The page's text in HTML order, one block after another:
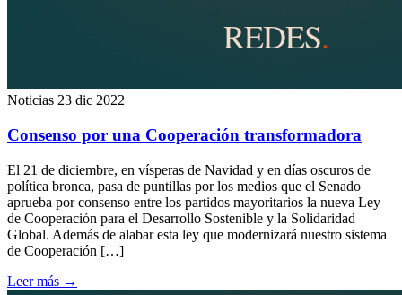
Noticias 23 dic 2022
Consenso por una Cooperación transformadora
El 21 de diciembre, en vísperas de Navidad y en días oscuros de
política bronca, pasa de puntillas por los medios que el Senado
aprueba por consenso entre los partidos mayoritarios la nueva Ley
de Cooperación para el Desarrollo Sostenible y la Solidaridad
Global. Además de alabar esta ley que modernizará nuestro sistema
de Cooperación […]
Leer más →